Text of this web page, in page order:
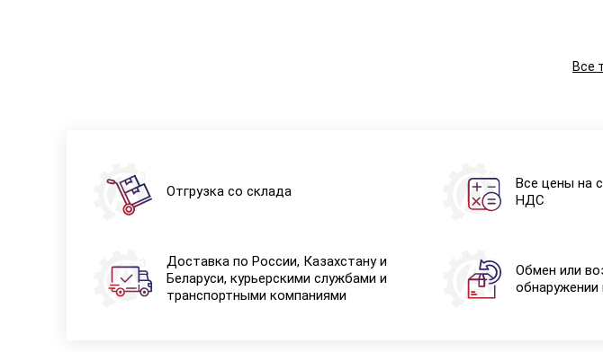
Все
Отгрузка со склада
Все цены на
НДС
Доставка по России, Казахстану и
Беларуси, курьерскими службами и
транспортными компаниями
Обмен или
обнаружении